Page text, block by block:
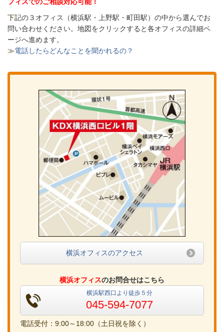
下記の３オフィス（横浜駅・上野駅・町田駅）の中から選んでお
問い合わせください。 地図をクリックすると各オフィスの詳細ペ
ージへ進めます。
≫電話したらどんなことを聞かれるの？
横浜オフィスのアクセス
横浜オフィスのお問合せはこちら
横浜駅西口より徒歩５分
045-594-7077
電話受付：9:00～18:00（土日祝を除く）